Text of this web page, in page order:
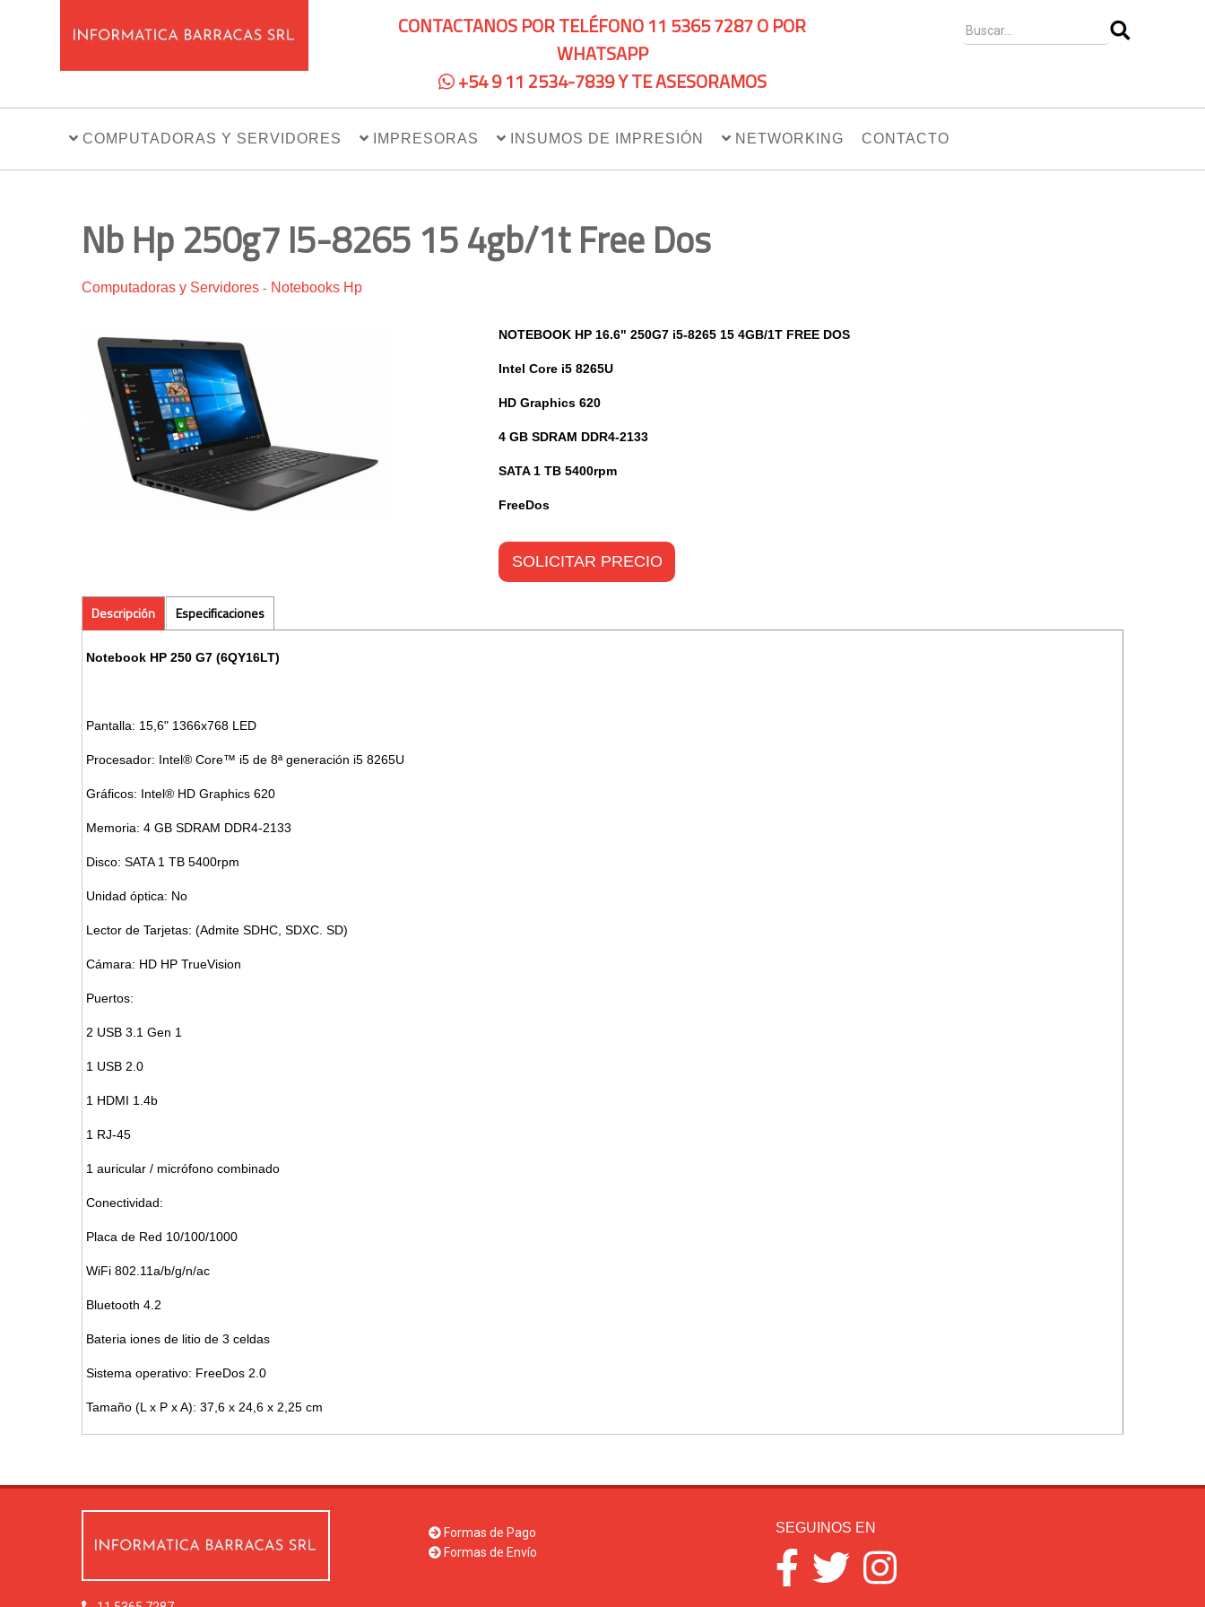
CONTACTANOS POR TELÉFONO 11 5365 7287 O POR
WHATSAPP
+54 9 11 2534-7839 Y TE ASESORAMOS
COMPUTADORAS Y SERVIDORES IMPRESORAS INSUMOS DE IMPRESIÓN NETWORKING CONTACTO
Nb Hp 250g7 I5-8265 15 4gb/1t Free Dos
Computadoras y Servidores - Notebooks Hp
NOTEBOOK HP 16.6" 250G7 i5-8265 15 4GB/1T FREE DOS
Intel Core i5 8265U
HD Graphics 620
4 GB SDRAM DDR4-2133
SATA 1 TB 5400rpm
FreeDos
SOLICITAR PRECIO
Descripción Especificaciones
Notebook HP 250 G7 (6QY16LT)
Pantalla: 15,6" 1366x768 LED
Procesador: Intel® Core™ i5 de 8ª generación i5 8265U
Gráficos: Intel® HD Graphics 620
Memoria: 4 GB SDRAM DDR4-2133
Disco: SATA 1 TB 5400rpm
Unidad óptica: No
Lector de Tarjetas: (Admite SDHC, SDXC. SD)
Cámara: HD HP TrueVision
Puertos:
2 USB 3.1 Gen 1
1 USB 2.0
1 HDMI 1.4b
1 RJ-45
1 auricular / micrófono combinado
Conectividad:
Placa de Red 10/100/1000
WiFi 802.11a/b/g/n/ac
Bluetooth 4.2
Bateria iones de litio de 3 celdas
Sistema operativo: FreeDos 2.0
Tamaño (L x P x A): 37,6 x 24,6 x 2,25 cm
Formas de Pago
Formas de Envío
SEGUINOS EN